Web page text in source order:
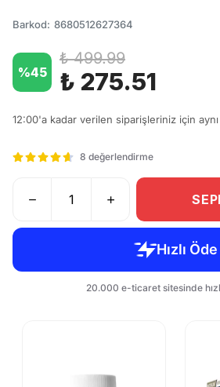
Barkod: 8680512627364
%45
₺ 499.99
₺ 275.51
12:00'a kadar verilen siparişleriniz için aynı
8 değerlendirme